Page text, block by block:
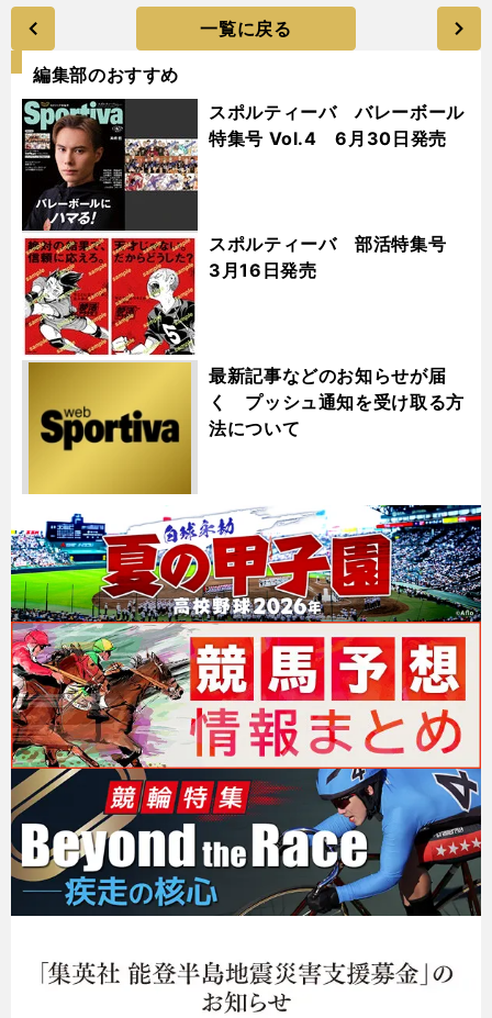
一覧に戻る
編集部のおすすめ
スポルティーバ バレーボール
特集号 Vol.4 6月30日発売
スポルティーバ 部活特集号
3月16日発売
最新記事などのお知らせが届
く プッシュ通知を受け取る方
法について